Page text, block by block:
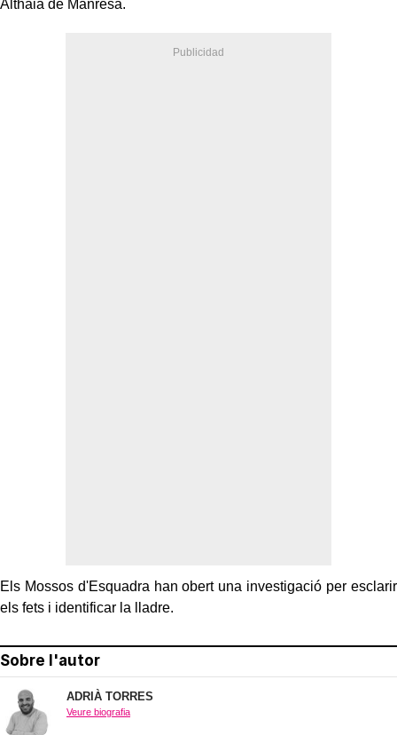
Althaia de Manresa.
Els Mossos d'Esquadra han obert una investigació per esclarir
els fets i identificar la lladre.
Sobre l'autor
ADRIÀ TORRES
Veure biografia